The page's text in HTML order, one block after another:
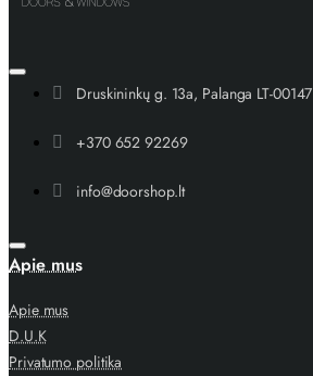
Druskininkų g. 13a, Palanga LT-00147
+370 652 92269
info@doorshop.lt
Apie mus
Apie mus
D.U.K
Privatumo politika